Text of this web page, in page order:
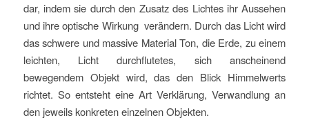
dar, indem sie durch den Zusatz des Lichtes ihr Aussehen
und ihre optische Wirkung verändern. Durch das Licht wird
das schwere und massive Material Ton, die Erde, zu einem
leichten, Licht durchflutetes, sich anscheinend
bewegendem Objekt wird, das den Blick Himmelwerts
richtet. So entsteht eine Art Verklärung, Verwandlung an
den jeweils konkreten einzelnen Objekten.